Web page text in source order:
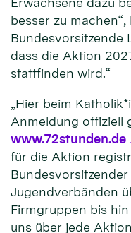
besser zu
Bundesvorsitzende
dass die Aktion
stattfinden wird.“
„Hier beim
Anmeldung offiziell
www.72stunden.de
für die Aktion
Bundesvorsitzender
Jugendverbänden
Firmgruppen bis
uns über jede